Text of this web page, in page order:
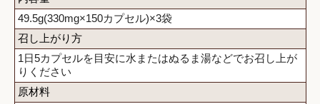
49.5g(330mg×150カプセル)×3袋
召し上がり方
1日5カプセルを目安に水またはぬるま湯などでお召し上が
りください
原材料